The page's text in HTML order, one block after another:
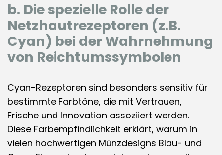
b. Die spezielle Rolle der
Netzhautrezeptoren (z.B.
Cyan) bei der Wahrnehmung
von Reichtumssymbolen
Cyan-Rezeptoren sind besonders sensitiv für
bestimmte Farbtöne, die mit Vertrauen,
Frische und Innovation assoziiert werden.
Diese Farbempfindlichkeit erklärt, warum in
vielen hochwertigen Münzdesigns Blau- und